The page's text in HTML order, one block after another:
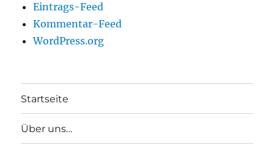
Eintrags-Feed
Kommentar-Feed
WordPress.org
Startseite
Über uns…